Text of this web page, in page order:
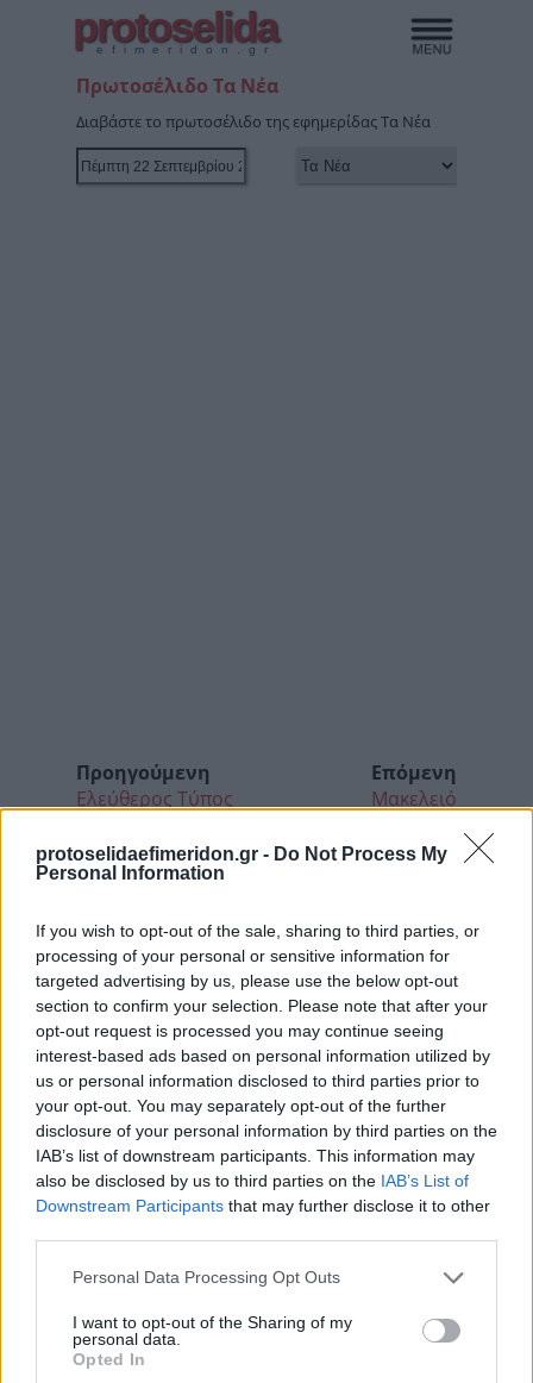
protoselidaefimeridon.gr - Do Not Process My
Personal Information
If you wish to opt-out of the sale, sharing to third parties, or
processing of your personal or sensitive information for
targeted advertising by us, please use the below opt-out
section to confirm your selection. Please note that after your
opt-out request is processed you may continue seeing
interest-based ads based on personal information utilized by
us or personal information disclosed to third parties prior to
your opt-out. You may separately opt-out of the further
disclosure of your personal information by third parties on the
IAB’s list of downstream participants. This information may
also be disclosed by us to third parties on the IAB’s List of
Downstream Participants that may further disclose it to other
Please note that this website/app uses one or more Google
not limited to your visit or usage behaviour. You may click to
grant or deny consent to Google and its third-party tags to
use your data for below specified purposes in below Google
Personal Data Processing Opt Outs
I want to opt-out of the Sharing of my
personal data.
Opted In
protoselida
efimeridon.gr
Πρωτοσέλιδο Τα Νέα
Διαβάστε το πρωτοσέλιδο της εφημερίδας Τα Νέα
Προηγούμενη
Ελεύθερος Τύπος
Επόμενη
Μακελειό